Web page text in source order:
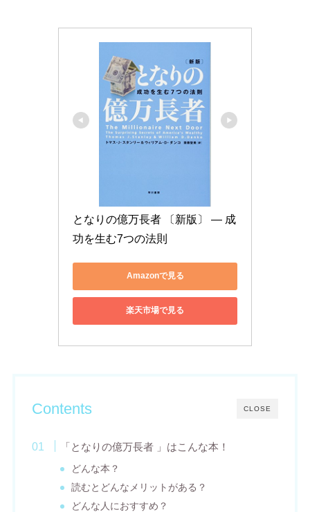
となりの億万長者 〔新版〕 ― 成
功を生む7つの法則
Amazonで見る
楽天市場で見る
CLOSE
Contents
「となりの億万長者 」はこんな本！
どんな本？
読むとどんなメリットがある？
どんな人におすすめ？